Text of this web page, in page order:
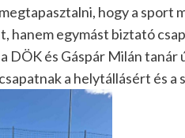
hogy a sport
hanem egymást biztató
DÖK és Gáspár Milán
a helytállásért és